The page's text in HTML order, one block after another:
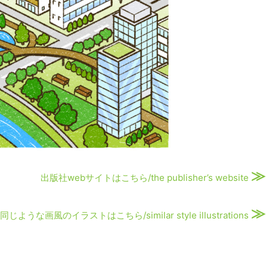
出版社webサイトはこちら/the publisher’s website ≫
同じような画風のイラストはこちら/similar style illustrations ≫